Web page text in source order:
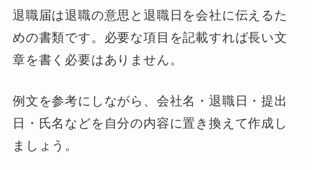
退職届は退職の意思と退職日を会社に伝えるた
めの書類です。必要な項目を記載すれば長い文
章を書く必要はありません。
例文を参考にしながら、会社名・退職日・提出
日・氏名などを自分の内容に置き換えて作成し
ましょう。